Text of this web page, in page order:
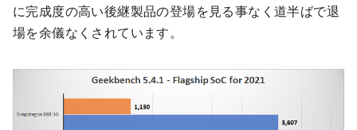
に完成度の高い後継製品の登場を見る事なく道半ばで退
場を余儀なくされています。